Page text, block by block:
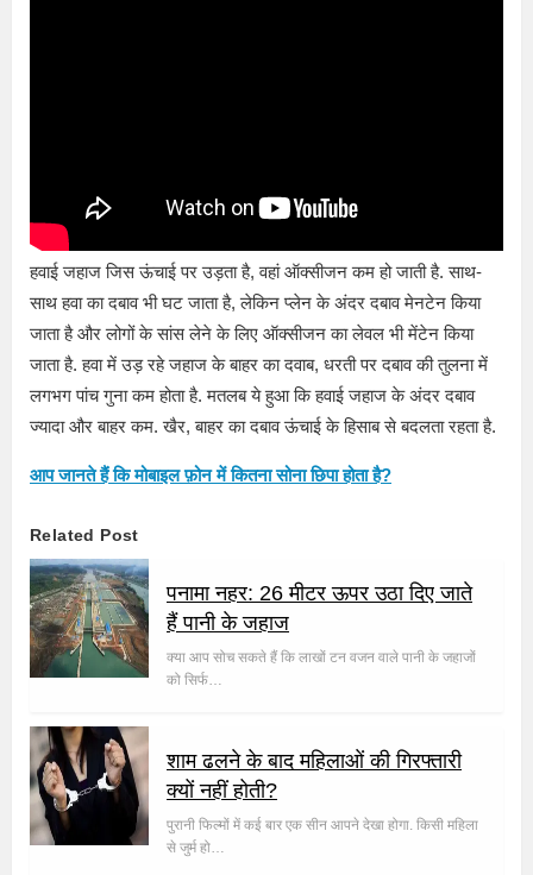
हवाई जहाज जिस ऊंचाई पर उड़ता है, वहां ऑक्सीजन कम हो जाती है. साथ-
साथ हवा का दबाव भी घट जाता है, लेकिन प्लेन के अंदर दबाव मेनटेन किया
जाता है और लोगों के सांस लेने के लिए ऑक्सीजन का लेवल भी मेंटेन किया
जाता है. हवा में उड़ रहे जहाज के बाहर का दवाब, धरती पर दबाव की तुलना में
लगभग पांच गुना कम होता है. मतलब ये हुआ कि हवाई जहाज के अंदर दबाव
ज्यादा और बाहर कम. खैर, बाहर का दबाव ऊंचाई के हिसाब से बदलता रहता है.
आप जानते हैं कि मोबाइल फ़ोन में कितना सोना छिपा होता है?
Related Post
पनामा नहर: 26 मीटर ऊपर उठा दिए जाते
हैं पानी के जहाज
क्या आप सोच सकते हैं कि लाखों टन वजन वाले पानी के जहाजों
को सिर्फ…
शाम ढलने के बाद महिलाओं की गिरफ्तारी
क्यों नहीं होती?
पुरानी फिल्मों में कई बार एक सीन आपने देखा होगा. किसी महिला
से जुर्म हो…